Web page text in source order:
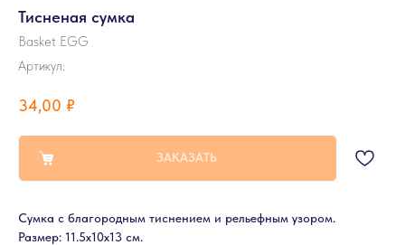
Тисненая сумка
Basket EGG
Артикул:
34,00 ₽
ЗАКАЗАТЬ
Сумка с благородным тиснением и рельефным узором.
Размер: 11.5х10х13 см.